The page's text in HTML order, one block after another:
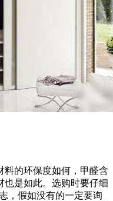
料的环保度如何，甲醛含
也是如此。选购时要仔细
，假如没有的一定要询